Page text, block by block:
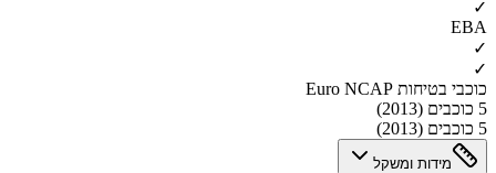
✓
EBA
✓
✓
כוכבי בטיחות Euro NCAP
5 כוכבים (2013)
5 כוכבים (2013)
מידות ומשקל